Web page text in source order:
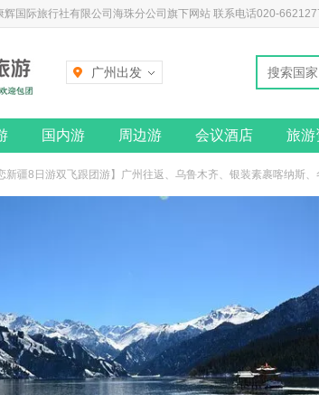
辉国际旅行社有限公司海珠分公司旗下网站 联系电话020-
广州出发
国内游 周边游 会议酒店 旅游
新疆8日游双飞跟团游】广州往返、乌鲁木齐、银装素裹喀纳斯